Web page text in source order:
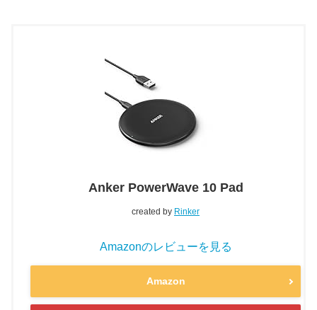
Anker PowerWave 10 Pad
created by Rinker
Amazonのレビューを見る
Amazon